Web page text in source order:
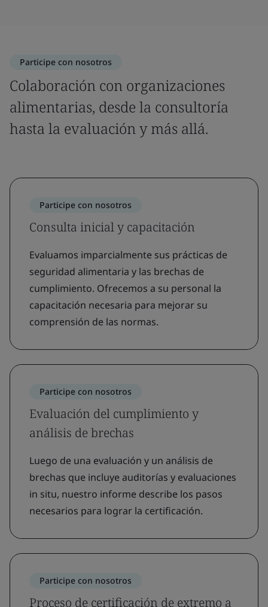
Participe con nosotros
Colaboración con organizaciones
alimentarias, desde la consultoría
hasta la evaluación y más allá.
Participe con nosotros
Consulta inicial y capacitación
Evaluamos imparcialmente sus prácticas de
seguridad alimentaria y las brechas de
cumplimiento. Ofrecemos a su personal la
capacitación necesaria para mejorar su
comprensión de las normas.
Participe con nosotros
Evaluación del cumplimiento y
análisis de brechas
Luego de una evaluación y un análisis de
brechas que incluye auditorías y evaluaciones
in situ, nuestro informe describe los pasos
necesarios para lograr la certificación.
Participe con nosotros
Proceso de certificación de extremo a